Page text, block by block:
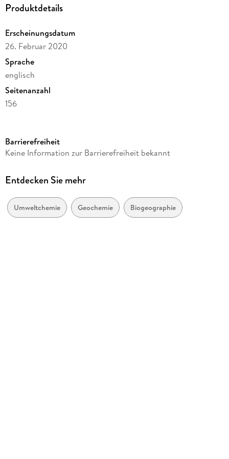
Produktdetails
Erscheinungsdatum
26. Februar 2020
Sprache
englisch
Seitenanzahl
156
Autor/Autorin
Verlag/Hersteller
Abbildungen
VIII, 145 p. 125 illus. in color.
Barrierefreiheit
Keine Information zur Barrierefreiheit bekannt
Entdecken Sie mehr
Umweltchemie Geochemie Biogeographie